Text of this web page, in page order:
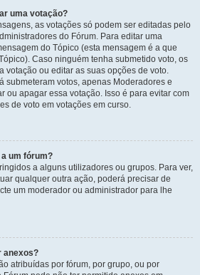
uma votação?
as votações só podem ser editadas pelo
do Fórum. Para editar uma
do Tópico (esta mensagem é a que
Caso ninguém tenha submetido voto, os
votação ou editar as suas opções de voto.
submeteram votos, apenas Moderadores e
ou apagar essa votação. Isso é para evitar com
de voto em votações em curso.
um fórum?
a alguns utilizadores ou grupos. Para ver,
qualquer outra ação, poderá precisar de
um moderador ou administrador para lhe
anexos?
atribuídas por fórum, por grupo, ou por